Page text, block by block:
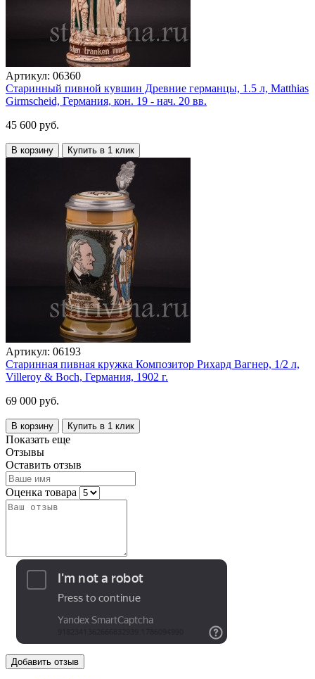
Артикул: 06360
Старинный пивной кувшин Древние германцы, 1.5 л, Matthias
Girmscheid, Германия, кон. 19 - нач. 20 вв.
45 600 руб.
В корзину Купить в 1 клик
Артикул: 06193
Старинная пивная кружка Композитор Рихард Вагнер, 1/2 л,
Villeroy & Boch, Германия, 1902 г.
69 000 руб.
В корзину Купить в 1 клик
Показать еще
Отзывы
Оставить отзыв
Оценка товара
Добавить отзыв